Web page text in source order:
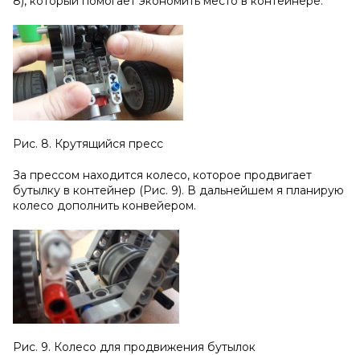
Рис. 8. Крутящийся пресс
За прессом находится колесо, которое продвигает
бутылку в контейнер (Рис. 9). В дальнейшем я планирую
колесо дополнить конвейером.
Рис. 9. Колесо для продвижения бутылок